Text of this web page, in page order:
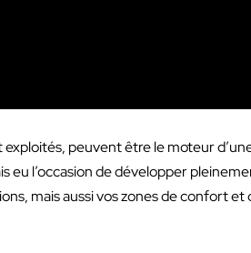
peuvent être le moteur
eu l’occasion de développer
mais aussi vos zones de confort et